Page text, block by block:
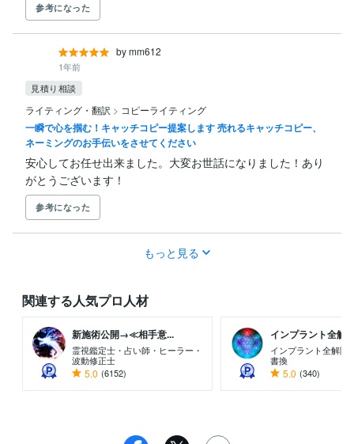
参考になった
by mm612
1年前
見積り相談
ライティング・翻訳 > コピーライティング
一瞬で心を掴む！キャッチコピー提案します 売れるキャッチコピー、
ネーミングのお手伝いをさせてください
安心してお任せ出来ました。大変お世話になりました！あり
がとうございます！
参考になった
もっと見る
関連する人気プロ人材
新施術公開→≪相手意...
霊視鑑定士・占い師・ヒーラー・
波動修正士
5.0 (6152)
インプラント全解
インプラント全解除
書換
5.0 (340)